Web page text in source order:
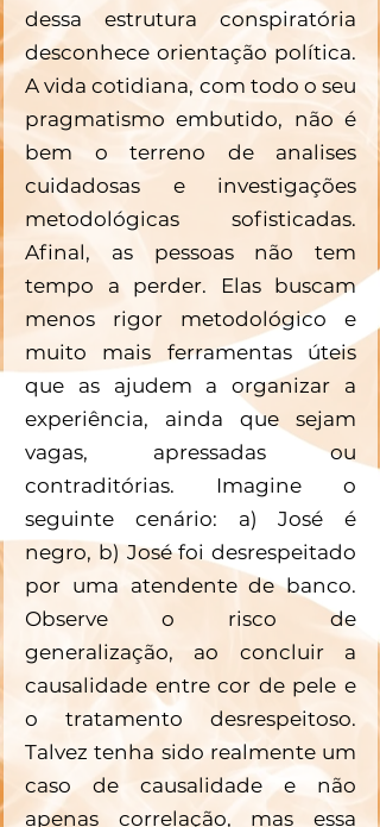
dessa estrutura conspiratória
desconhece orientação política.
A vida cotidiana, com todo o seu
pragmatismo embutido, não é
bem o terreno de analises
cuidadosas e investigações
metodológicas sofisticadas.
Afinal, as pessoas não tem
tempo a perder. Elas buscam
menos rigor metodológico e
muito mais ferramentas úteis
que as ajudem a organizar a
experiência, ainda que sejam
vagas, apressadas ou
contraditórias. Imagine o
seguinte cenário: a) José é
negro, b) José foi desrespeitado
por uma atendente de banco.
Observe o risco de
generalização, ao concluir a
causalidade entre cor de pele e
o tratamento desrespeitoso.
Talvez tenha sido realmente um
caso de causalidade e não
apenas correlação, mas essa